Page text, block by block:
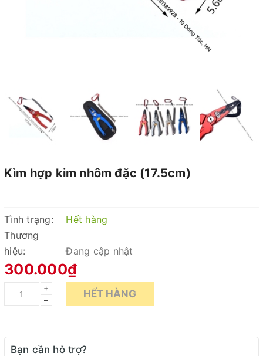
Kìm hợp kim nhôm đặc (17.5cm)
Tình trạng:
Hết hàng
Thương
hiệu:
Đang cập nhật
300.000₫
+
–
HẾT HÀNG
Bạn cần hỗ trợ?